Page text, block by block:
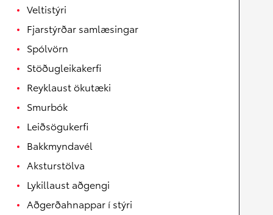
Veltistýri
Fjarstýrðar samlæsingar
Spólvörn
Stöðugleikakerfi
Reyklaust ökutæki
Smurbók
Leiðsögukerfi
Bakkmyndavél
Aksturstölva
Lykillaust aðgengi
Aðgerðahnappar í stýri